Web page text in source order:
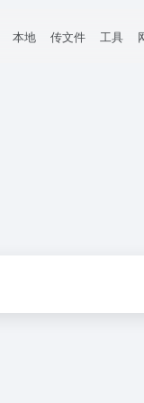
本地 传文件 工具